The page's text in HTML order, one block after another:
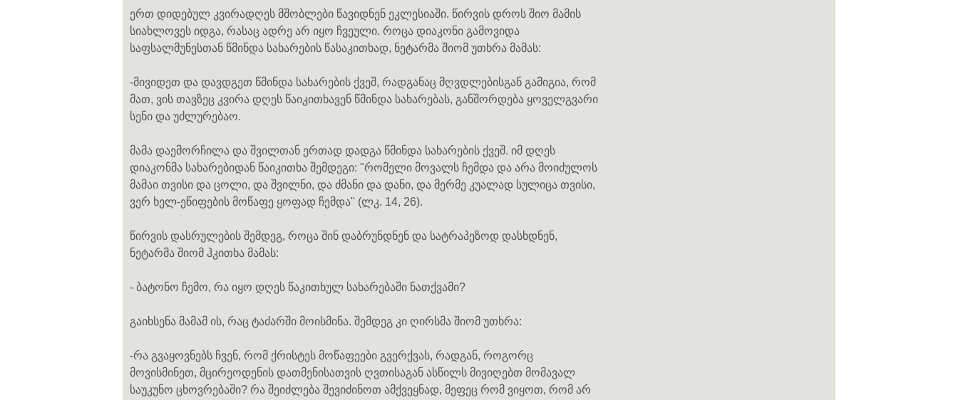
ერთ დიდებულ კვირადღეს მშობლები წავიდნენ ეკლესიაში. წირვის დროს შიო მამის
სიახლოვეს იდგა, რასაც ადრე არ იყო ჩვეული. როცა დიაკონი გამოვიდა
საფსალმუნესთან წმინდა სახარების წასაკითხად, ნეტარმა შიომ უთხრა მამას:
-მივიდეთ და დავდგეთ წმინდა სახარების ქვეშ, რადგანაც მღვდლებისგან გამიგია, რომ
მათ, ვის თავზეც კვირა დღეს წაიკითხავენ წმინდა სახარებას, განშორდება ყოველგვარი
სენი და უძლურებაო.
მამა დაემორჩილა და შვილთან ერთად დადგა წმინდა სახარების ქვეშ. იმ დღეს
დიაკონმა სახარებიდან წაიკითხა შემდეგი: "რომელი მოვალს ჩემდა და არა მოიძულოს
მამაი თვისი და ცოლი, და შვილნი, და ძმანი და დანი, და მერმე კუალად სულიცა თვისი,
ვერ ხელ-ეწიფების მოწაფე ყოფად ჩემდა" (ლკ. 14, 26).
წირვის დასრულების შემდეგ, როცა შინ დაბრუნდნენ და სატრაპეზოდ დასხდნენ,
ნეტარმა შიომ ჰკითხა მამას:
- ბატონო ჩემო, რა იყო დღეს წაკითხულ სახარებაში ნათქვამი?
გაიხსენა მამამ ის, რაც ტაძარში მოისმინა. შემდეგ კი ღირსმა შიომ უთხრა:
-რა გვაყოვნებს ჩვენ, რომ ქრისტეს მოწაფეები გვერქვას, რადგან, როგორც
მოვისმინეთ, მცირეოდენის დათმენისათვის ღვთისაგან ასწილს მივიღებთ მომავალ
საუკუნო ცხოვრებაში? რა შეიძლება შევიძინოთ ამქვეყნად, მეფეც რომ ვიყოთ, რომ არ